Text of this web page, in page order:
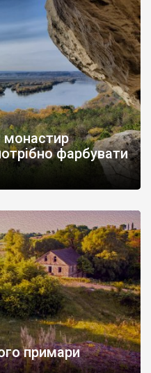
монастир
фарбувати
примари